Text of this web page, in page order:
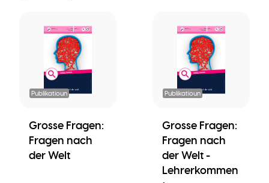
Publikatioun
Grosse Fragen:
Fragen nach
der Welt
Publikatioun
Grosse Fragen:
Fragen nach
der Welt -
Lehrerkommen